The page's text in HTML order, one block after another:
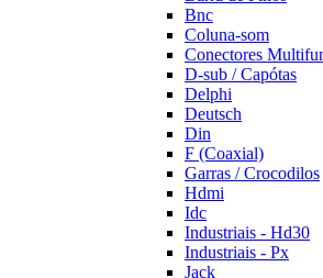
Bnc
Coluna-som
Conectores
D-sub / Capótas
Delphi
Deutsch
Din
F (Coaxial)
Garras / Crocodilos
Hdmi
Idc
Industriais - Hd30
Industriais - Px
Jack